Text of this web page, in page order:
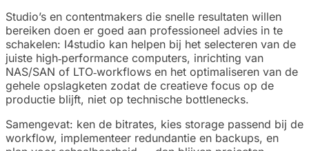
Studio’s en contentmakers die snelle resultaten willen
bereiken doen er goed aan professioneel advies in te
schakelen: I4studio kan helpen bij het selecteren van de
juiste high‑performance computers, inrichting van
NAS/SAN of LTO‑workflows en het optimaliseren van de
gehele opslagketen zodat de creatieve focus op de
productie blijft, niet op technische bottlenecks.
Samengevat: ken de bitrates, kies storage passend bij de
workflow, implementeer redundantie en backups, en